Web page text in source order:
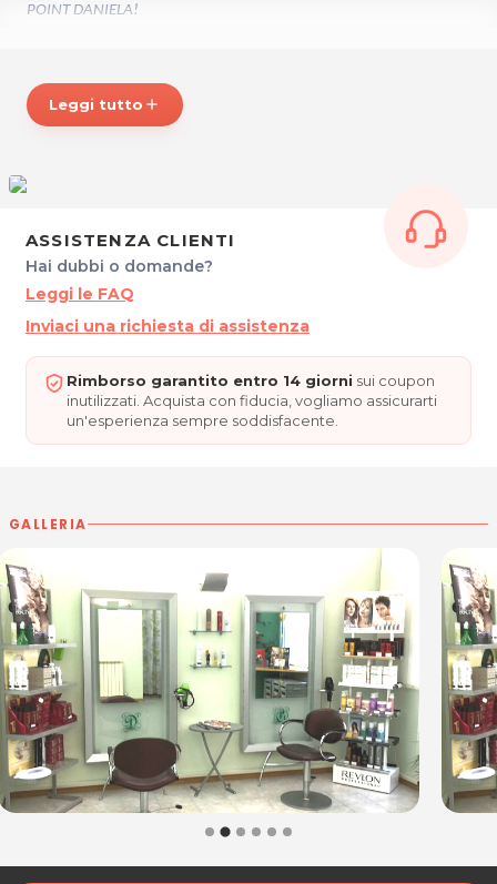
POINT DANIELA!
Lunedì: 15.00 - 19.00
Martedì:
9.00 - 13.00 / 15.00 - 19.00
34141 Trieste
Tel. 040774312
Per ulteriori informazioni sull'offerta o sulle modalità di acquisto
scrivi a posta@espevia.it
Leggi tutto add
ASSISTENZA CLIENTI
Hai dubbi o domande?
Leggi le FAQ
Inviaci una richiesta di assistenza
Rimborso garantito entro 14 giorni sui coupon
inutilizzati. Acquista con fiducia, vogliamo assicurarti
un'esperienza sempre soddisfacente.
GALLERIA